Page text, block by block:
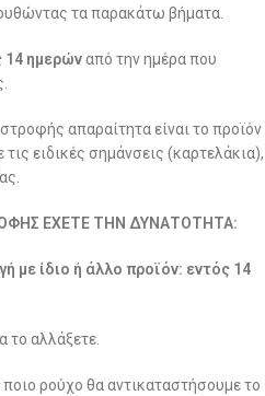
τα παρακάτω βήματα.
14 ημερώναπό την ημέρα που
απαραίτητα είναι το προϊόν
ειδικές σημάνσεις (καρτελάκια),
ΕΧΕΤΕ ΤΗΝ ΔΥΝΑΤΟΤΗΤΑ:
με ίδιο ή άλλο προϊόν: εντός 14
το αλλάξετε.
ρούχο θα αντικαταστήσουμε το